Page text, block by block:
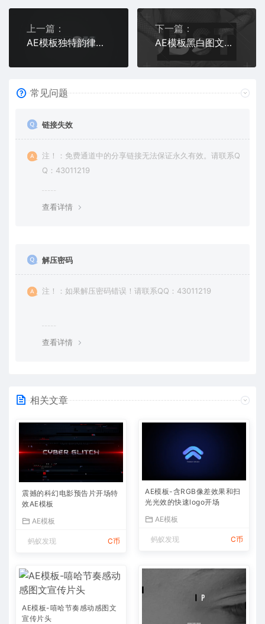
上一篇：
AE模板独特韵律卡点节奏感闪烁图文排版展示片头
下一篇：
AE模板黑白图文内容快速切换展示的重踏卡点片头动画
常见问题
链接失效
注！：免费通道中的分享链接无法保证永久有效。请联系Q
Q：43011219
查看详情
解压密码
注！：如果解压密码错误！请联系QQ：43011219
查看详情
相关文章
震撼的科幻电影预告片开场特
效AE模板
AE模板
蚂蚁发现 C币
AE模板-含RGB像差效果和扫
光光效的快速logo开场
AE模板
蚂蚁发现 C币
AE模板-嘻哈节奏感动感图文
宣传片头